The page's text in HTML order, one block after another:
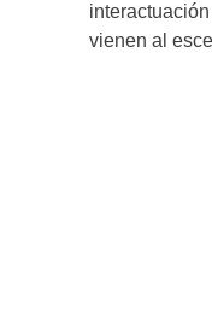
vienen al